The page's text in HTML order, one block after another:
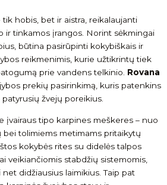
tik hobis, bet ir aistra, reikalaujanti
ir tinkamos įrangos. Norint sėkmingai
būtina pasirūpinti kokybiškais ir
reikmenimis, kurie užtikrintų tiek
prie vandens telkinio. Rovana
prekių pasirinkimą, kuris patenkins
žvejų poreikius.
įvairaus tipo karpines meškeres – nuo
bei tolimiems metimams pritaikytų
kokybės rites su didelės talpos
veikiančiomis stabdžių sistemomis,
didžiausius laimikius. Taip pat